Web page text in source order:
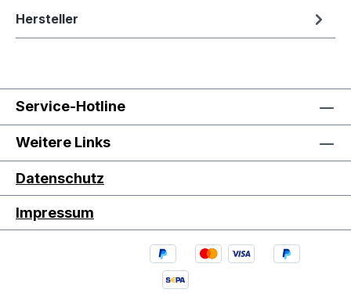
Hersteller
Service-Hotline
Weitere Links
Datenschutz
Impressum